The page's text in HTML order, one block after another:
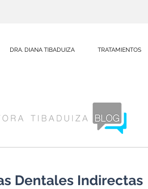
DRA. DIANA TIBADUIZA TRATAMIENTOS
Dentales Indirectas